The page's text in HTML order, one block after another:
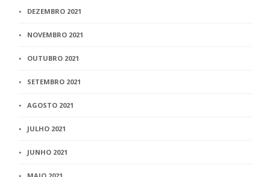
DEZEMBRO 2021
NOVEMBRO 2021
OUTUBRO 2021
SETEMBRO 2021
AGOSTO 2021
JULHO 2021
JUNHO 2021